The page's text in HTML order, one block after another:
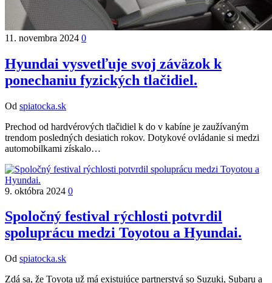
11. novembra 2024 0
Hyundai vysvetľuje svoj záväzok k
ponechaniu fyzických tlačidiel.
Od spiatocka.sk
Prechod od hardvérových tlačidiel k do v kabíne je zaužívaným
trendom posledných desiatich rokov. Dotykové ovládanie si medzi
automobilkami získalo…
9. októbra 2024 0
Spoločný festival rýchlosti potvrdil
spoluprácu medzi Toyotou a Hyundai.
Od spiatocka.sk
Zdá sa, že Toyota už má existujúce partnerstvá so Suzuki, Subaru a